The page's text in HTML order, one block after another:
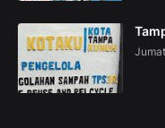
n
—
U
p
t